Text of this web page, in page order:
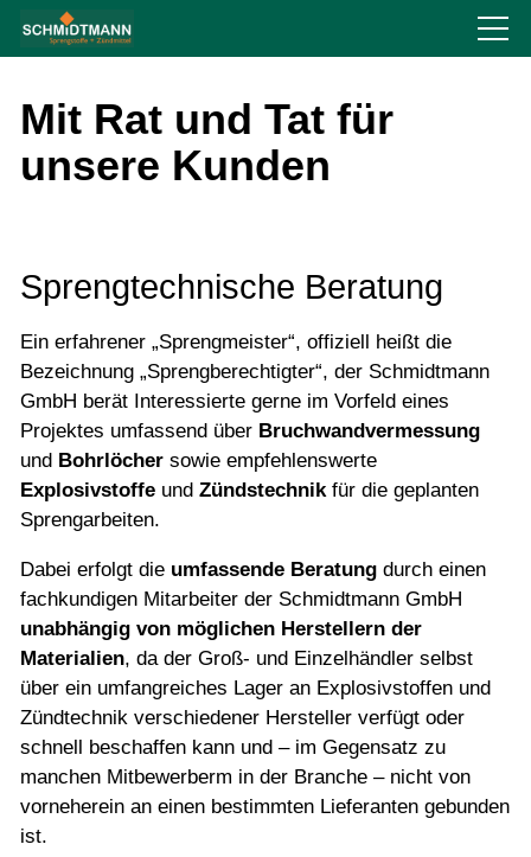
Über uns
Produkte
Recht
Links
Kontakt
Mit Rat und Tat für
unsere Kunden
Sprengtechnische Beratung
Ein erfahrener „Sprengmeister“, offiziell heißt die
Bezeichnung „Sprengberechtigter“, der Schmidtmann
GmbH berät Interessierte gerne im Vorfeld eines
Projektes umfassend über Bruchwandvermessung
und Bohrlöcher sowie empfehlenswerte
Explosivstoffe und Zündstechnik für die geplanten
Sprengarbeiten.
Dabei erfolgt die umfassende Beratung durch einen
fachkundigen Mitarbeiter der Schmidtmann GmbH
unabhängig von möglichen Herstellern der
Materialien, da der Groß- und Einzelhändler selbst
über ein umfangreiches Lager an Explosivstoffen und
Zündtechnik verschiedener Hersteller verfügt oder
schnell beschaffen kann und – im Gegensatz zu
manchen Mitbewerberm in der Branche – nicht von
vorneherein an einen bestimmten Lieferanten gebunden
ist.